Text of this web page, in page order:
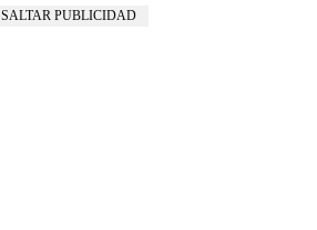
SALTAR PUBLICIDAD